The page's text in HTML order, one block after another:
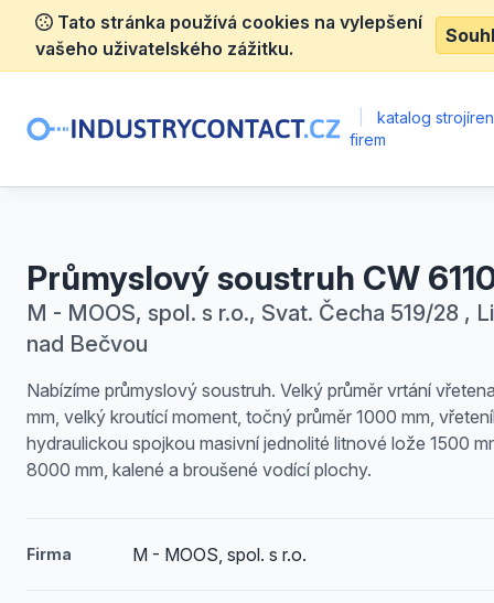
Tato stránka používá cookies na vylepšení
vašeho uživatelského zážitku.
katalog
firem
Průmyslový soustruh CW
M - MOOS, spol. s r.o., Svat. Čecha 519/28 ,
nad Bečvou
Nabízíme průmyslový soustruh. Velký průměr vrtání
mm, velký kroutící moment, točný průměr 1000 mm,
hydraulickou spojkou masivní jednolité litnové lože 1500
8000 mm, kalené a broušené vodící plochy.
Firma M - MOOS, spol. s r.o.